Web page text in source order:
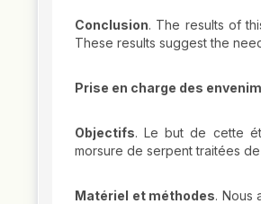
Conclusion. The results of
These results suggest the
Prise en charge des
Objectifs. Le but de cette
morsure de serpent traitées de
Matériel et méthodes. Nous